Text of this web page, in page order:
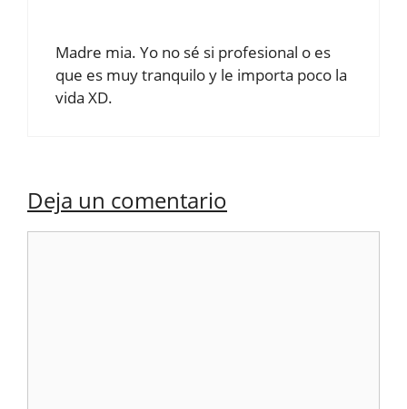
Madre mia. Yo no sé si profesional o es
que es muy tranquilo y le importa poco la
vida XD.
Deja un comentario